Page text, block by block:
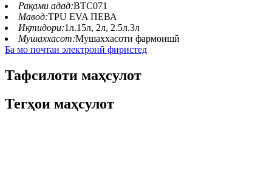
Рақами адад:BTC071
Мавод:TPU EVA ПЕВА
Иқтидори:1л.15л, 2л, 2.5л.3л
Мушаххасот:Мушаххасоти фармоишӣ
Ба мо почтаи электронӣ фиристед
Тафсилоти маҳсулот
Тегҳои маҳсулот